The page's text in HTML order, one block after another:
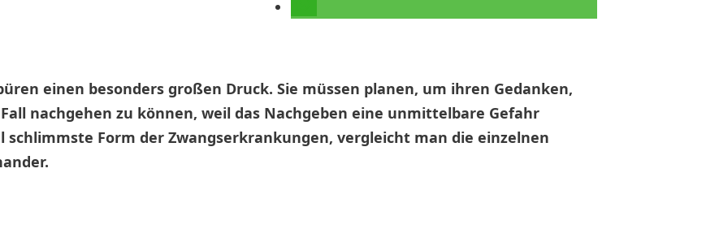
einen besonders großen Druck. Sie müssen planen, um ihren Gedanken,
nachgehen zu können, weil das Nachgeben eine unmittelbare Gefahr
schlimmste Form der Zwangserkrankungen, vergleicht man die einzelnen